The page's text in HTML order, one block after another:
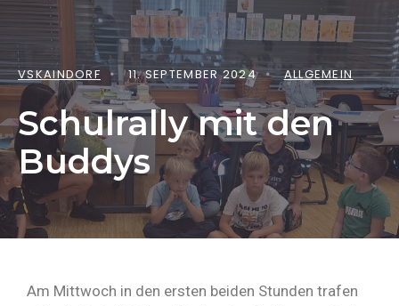
VSKAINDORF • 11. SEPTEMBER 2024 • ALLGEMEIN
Schulrally mit den
Buddys
Am Mittwoch in den ersten beiden Stunden trafen